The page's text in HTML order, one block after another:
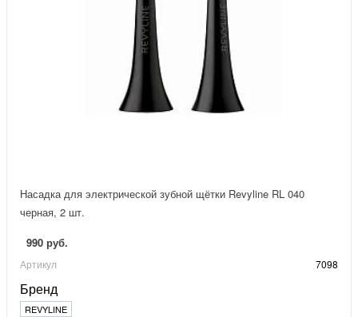
Насадка для электрической зубной щётки Revyline RL 040
черная, 2 шт.
990 руб.
Артикул 7098
Бренд
REVYLINE